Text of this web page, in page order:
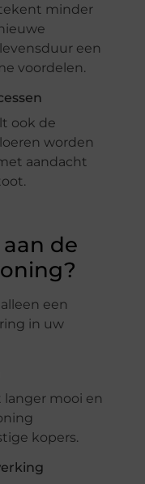
minder
een
voordelen.
ook de
worden
aandacht
de
een
in uw
langer mooi en
kopers.